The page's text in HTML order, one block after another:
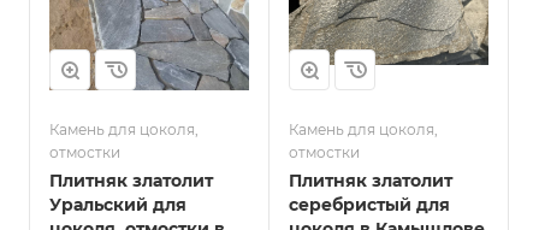
Камень для цоколя,
отмостки
Плитняк златолит
Уральский для
Камень для цоколя,
отмостки
Плитняк златолит
серебристый для